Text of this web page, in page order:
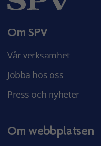
Om SPV
Vår verksamhet
Jobba hos oss
Press och nyheter
Om webbplatsen